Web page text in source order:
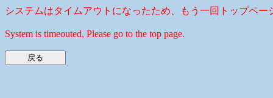
システムはタイムアウトになったため、もう一回トップペー
System is timeouted, Please go to the top page.